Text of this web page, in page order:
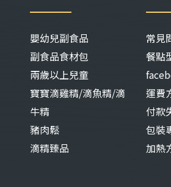
嬰幼兒副食品
副食品食材包
兩歲以上兒童
寶寶滴雞精/滴魚精/滴
牛精
豬肉鬆
滴精臻品
常見
餐點
運費
付款
包裝
加熱